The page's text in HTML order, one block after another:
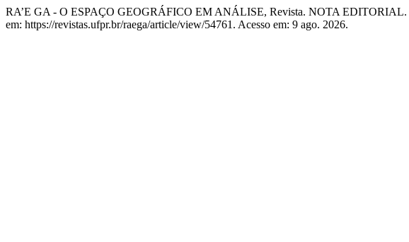
RA’E GA - O ESPAÇO GEOGRÁFICO EM ANÁLISE, Revista. NOTA EDITORIAL.
em: https://revistas.ufpr.br/raega/article/view/54761. Acesso em: 9 ago. 2026.